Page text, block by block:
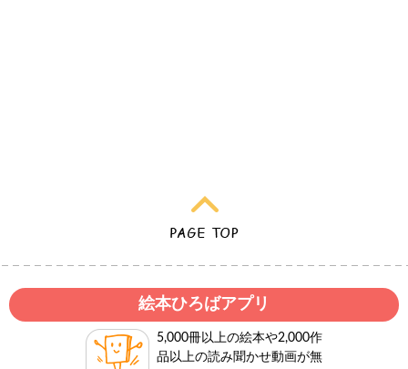
絵本ひろばアプリ
5,000冊以上の絵本や2,000作
品以上の読み聞かせ動画が無